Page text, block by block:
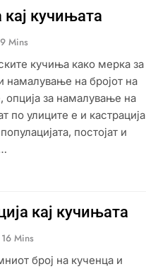
кучињата
9 Mins
кучиња како мерка за
намалување на бројот на
за намалување на
по улиците е и кастрација
постојат и
кај кучињата
16 Mins
број на кученца и